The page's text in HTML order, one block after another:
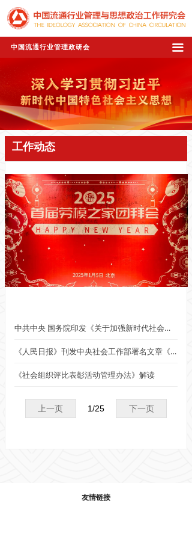
끀
中国流通行业管理政研会
中共中央 国务院印发《关于加强新时代社会工作的意见》
《人民日报》刊发中央社会工作部署名文章《推动新时代社会工作高质量发展 坚定不移走中国特色社会主义社会治理之路》
《社会组织评比表彰活动管理办法》解读
上一页 下一页
1/25
工作动态
友情链接